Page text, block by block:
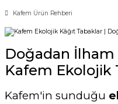
Kafem Ürün Rehberi
Doğadan
Kafem Ekolojik
Kafem'in sunduğu